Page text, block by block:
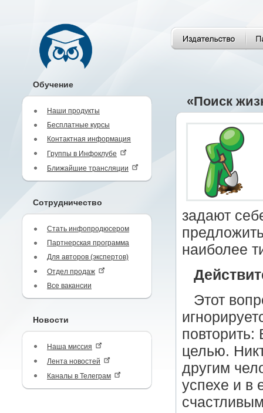
Обучение
Наши продукты
Бесплатные курсы
Контактная информация
Группы в Инфоклубе
Ближайшие трансляции
Сотрудничество
Стать инфопродюсером
Партнерская программа
Для авторов (экспертов)
Отдел продаж
Все вакансии
Новости
Наша миссия
Лента новостей
Каналы в Телеграм
«Поиск
задают
наиболее
Этот
целью.
другим
успехе и в